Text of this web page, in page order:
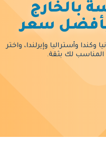
بالخارج
بأفضل سعر
وكندا وأستراليا وإيرلندا، واختر
المناسب لك بثقة.